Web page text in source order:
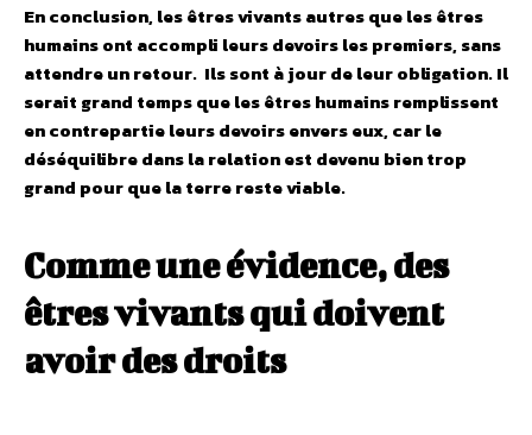
En conclusion, les êtres vivants autres que les êtres
humains ont accompli leurs devoirs les premiers, sans
attendre un retour. Ils sont à jour de leur obligation. Il
serait grand temps que les êtres humains remplissent
en contrepartie leurs devoirs envers eux, car le
déséquilibre dans la relation est devenu bien trop
grand pour que la terre reste viable.
Comme une évidence, des
êtres vivants qui doivent
avoir des droits